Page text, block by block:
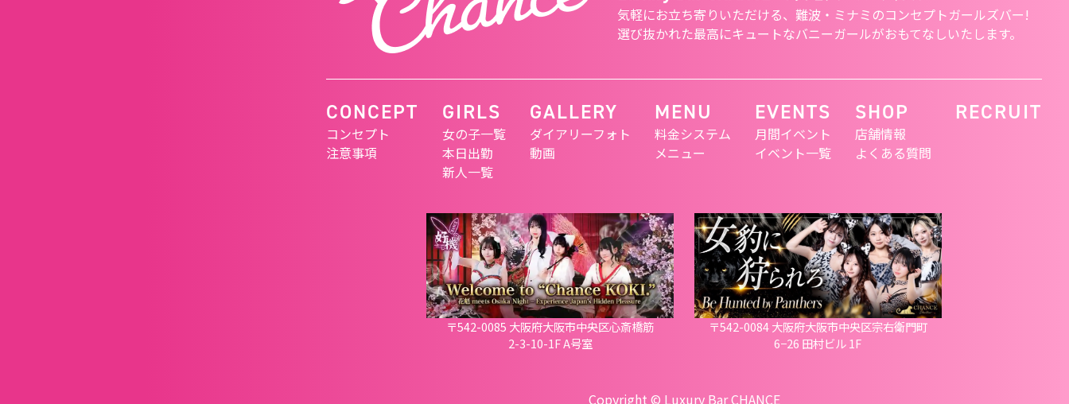
気軽にお立ち寄りいただける、 難波・ミナミのコンセプトガールズバー!
選び抜かれた最高にキュートなバニーガールがおもてなしいたします。
CONCEPT
コンセプト
注意事項
GIRLS
女の子一覧
本日出勤
新人一覧
GALLERY
ダイアリーフォト
動画
MENU
料金システム
メニュー
EVENTS
月間イベント
イベント一覧
SHOP
店舗情報
よくある質問
RECRUIT
〒542-0085 大阪府大阪市中央区心斎橋筋
2-3-10-1F A号室
〒542-0084 大阪府大阪市中央区宗右衛門町
6−26 田村ビル 1F
Copyright © Luxury Bar CHANCE